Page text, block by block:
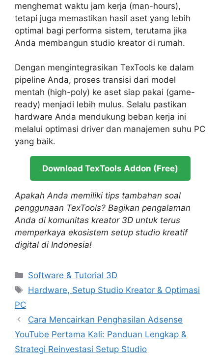
menghemat waktu jam kerja (man-hours),
tetapi juga memastikan hasil aset yang lebih
optimal bagi performa sistem, terutama jika
Anda membangun studio kreator di rumah.
Dengan mengintegrasikan TexTools ke dalam
pipeline Anda, proses transisi dari model
mentah (high-poly) ke aset siap pakai (game-
ready) menjadi lebih mulus. Selalu pastikan
hardware Anda mendukung beban kerja ini
melalui optimasi driver dan manajemen suhu PC
yang baik.
Download TexTools Addon (Free)
Apakah Anda memiliki tips tambahan soal
penggunaan TexTools? Bagikan pengalaman
Anda di komunitas kreator 3D untuk terus
memperkaya ekosistem setup studio kreatif
digital di Indonesia!
Categories
Software & Tutorial 3D
Tags
Hardware, Setup Studio Kreator & Optimasi
PC
Cara Mencairkan Penghasilan Adsense
YouTube Pertama Kali: Panduan Lengkap &
Strategi Reinvestasi Setup Studio